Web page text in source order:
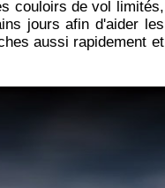
couloirs de vol limités,
jours afin d'aider les
aussi rapidement et